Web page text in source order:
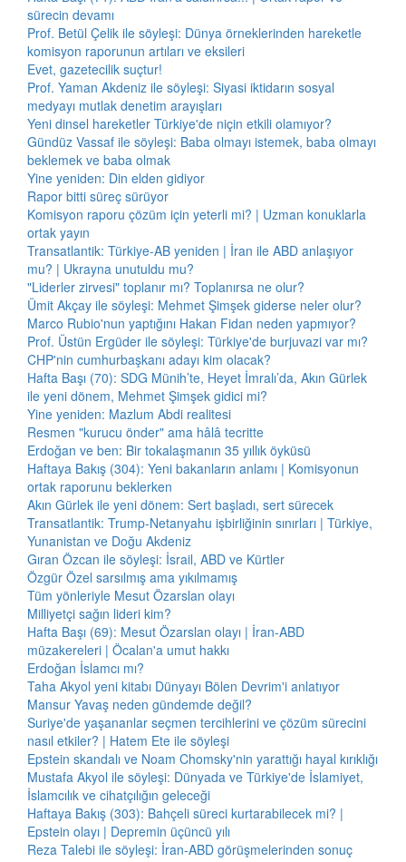
sürecin devamı
Prof. Betül Çelik ile söyleşi: Dünya örneklerinden hareketle
komisyon raporunun artıları ve eksileri
Evet, gazetecilik suçtur!
Prof. Yaman Akdeniz ile söyleşi: Siyasi iktidarın sosyal
medyayı mutlak denetim arayışları
Yeni dinsel hareketler Türkiye'de niçin etkili olamıyor?
Gündüz Vassaf ile söyleşi: Baba olmayı istemek, baba olmayı
beklemek ve baba olmak
Yine yeniden: Din elden gidiyor
Rapor bitti süreç sürüyor
Komisyon raporu çözüm için yeterli mi? | Uzman konuklarla
ortak yayın
Transatlantik: Türkiye-AB yeniden | İran ile ABD anlaşıyor
mu? | Ukrayna unutuldu mu?
"Liderler zirvesi" toplanır mı? Toplanırsa ne olur?
Ümit Akçay ile söyleşi: Mehmet Şimşek giderse neler olur?
Marco Rubio'nun yaptığını Hakan Fidan neden yapmıyor?
Prof. Üstün Ergüder ile söyleşi: Türkiye'de burjuvazi var mı?
CHP'nin cumhurbaşkanı adayı kim olacak?
Hafta Başı (70): SDG Münih’te, Heyet İmralı’da, Akın Gürlek
ile yeni dönem, Mehmet Şimşek gidici mi?
Yine yeniden: Mazlum Abdi realitesi
Resmen "kurucu önder" ama hâlâ tecritte
Erdoğan ve ben: Bir tokalaşmanın 35 yıllık öyküsü
Haftaya Bakış (304): Yeni bakanların anlamı | Komisyonun
ortak raporunu beklerken
Akın Gürlek ile yeni dönem: Sert başladı, sert sürecek
Transatlantik: Trump-Netanyahu işbirliğinin sınırları | Türkiye,
Yunanistan ve Doğu Akdeniz
Gıran Özcan ile söyleşi: İsrail, ABD ve Kürtler
Özgür Özel sarsılmış ama yıkılmamış
Tüm yönleriyle Mesut Özarslan olayı
Milliyetçi sağın lideri kim?
Hafta Başı (69): Mesut Özarslan olayı | İran-ABD
müzakereleri | Öcalan'a umut hakkı
Erdoğan İslamcı mı?
Taha Akyol yeni kitabı Dünyayı Bölen Devrim'i anlatıyor
Mansur Yavaş neden gündemde değil?
Suriye'de yaşananlar seçmen tercihlerini ve çözüm sürecini
nasıl etkiler? | Hatem Ete ile söyleşi
Epstein skandalı ve Noam Chomsky'nin yarattığı hayal kırıklığı
Mustafa Akyol ile söyleşi: Dünyada ve Türkiye'de İslamiyet,
İslamcılık ve cihatçılığın geleceği
Haftaya Bakış (303): Bahçeli süreci kurtarabilecek mi? |
Epstein olayı | Depremin üçüncü yılı
Reza Talebi ile söyleşi: İran-ABD görüşmelerinden sonuç